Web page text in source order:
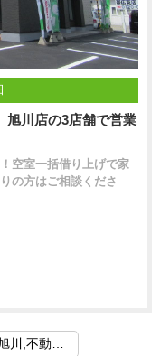
旭川店の3店舗で営業
空室一括借り上げで家
の方はご相談くださ